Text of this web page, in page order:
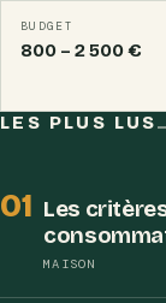
BUDGET
800 – 2 500 €
LES PLUS LUS
01 Les
MAISON